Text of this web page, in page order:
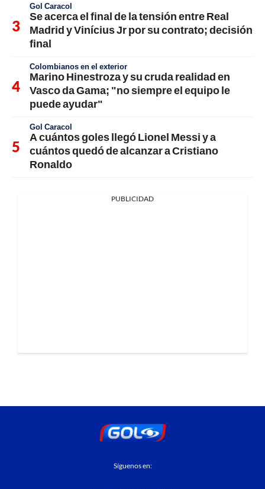
Gol Caracol
Se acerca el final de la tensión entre Real
Madrid y Vinícius Jr por su contrato; decisión
final
Colombianos en el exterior
Marino Hinestroza y su cruda realidad en
Vasco da Gama; "no siempre el equipo le
puede ayudar"
Gol Caracol
A cuántos goles llegó Lionel Messi y a
cuántos quedó de alcanzar a Cristiano
Ronaldo
PUBLICIDAD
Síguenos en: